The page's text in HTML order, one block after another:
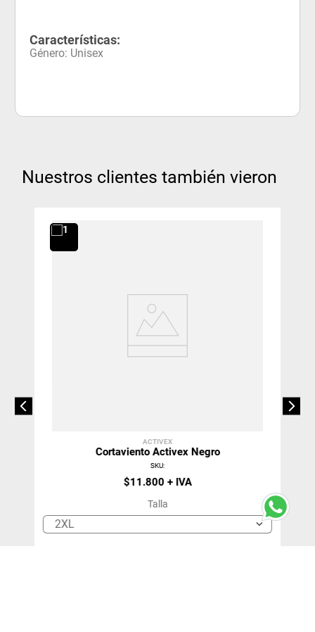
Características:
Género: Unisex
Nuestros clientes también vieron
ACTIVEX
Cortaviento Activex Negro
SKU:
$11.800
Talla
2XL